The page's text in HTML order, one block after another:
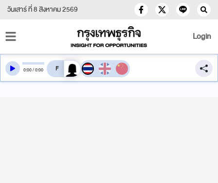
วันเสาร์ ที่ 8 สิงหาคม 2569
Login
0:00/0:00 สลับเสียงอ่าน